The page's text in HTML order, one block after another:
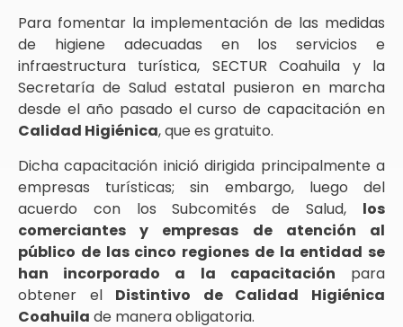
Para fomentar la implementación de las medidas
de higiene adecuadas en los servicios e
infraestructura turística, SECTUR Coahuila y la
Secretaría de Salud estatal pusieron en marcha
desde el año pasado el curso de capacitación en
Calidad Higiénica, que es gratuito.
Dicha capacitación inició dirigida principalmente a
empresas turísticas; sin embargo, luego del
acuerdo con los Subcomités de Salud, los
comerciantes y empresas de atención al
público de las cinco regiones de la entidad se
han incorporado a la capacitación para
obtener el Distintivo de Calidad Higiénica
Coahuila de manera obligatoria.